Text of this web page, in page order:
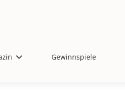
Gewinnspiele